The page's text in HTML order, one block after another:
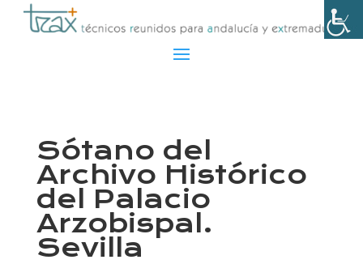
Sótano del
Archivo Histórico
del Palacio
Arzobispal.
Sevilla